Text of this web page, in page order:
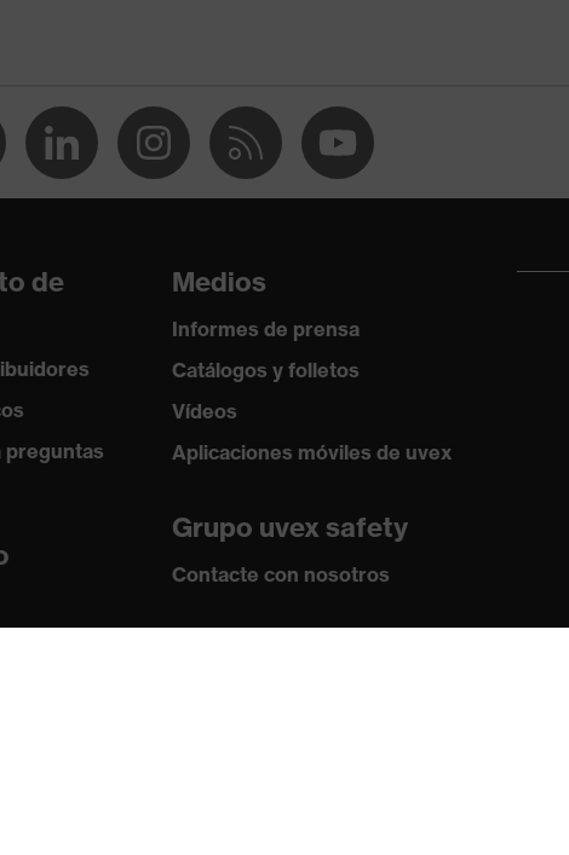
de
preguntas
Medios
Informes de prensa
Catálogos y folletos
Vídeos
Aplicaciones móviles de uvex
Grupo uvex safety
Contacte con nosotros